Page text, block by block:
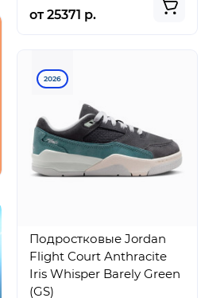
Grey
Converse
SHAI
001
Ares
Gray
от 25371 р.
2026
Подростковые Jordan
Flight Court Anthracite
Iris Whisper Barely Green
(GS)